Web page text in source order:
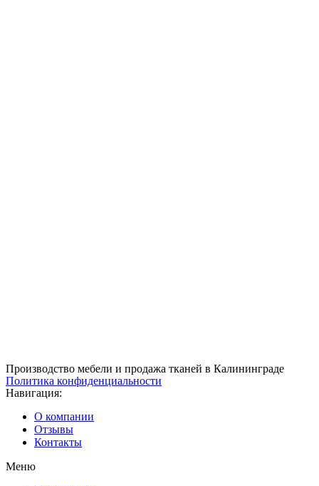
Производство мебели и продажа тканей в Калининграде
Политика конфиденциальности
Навигация:
О компании
Отзывы
Контакты
Меню